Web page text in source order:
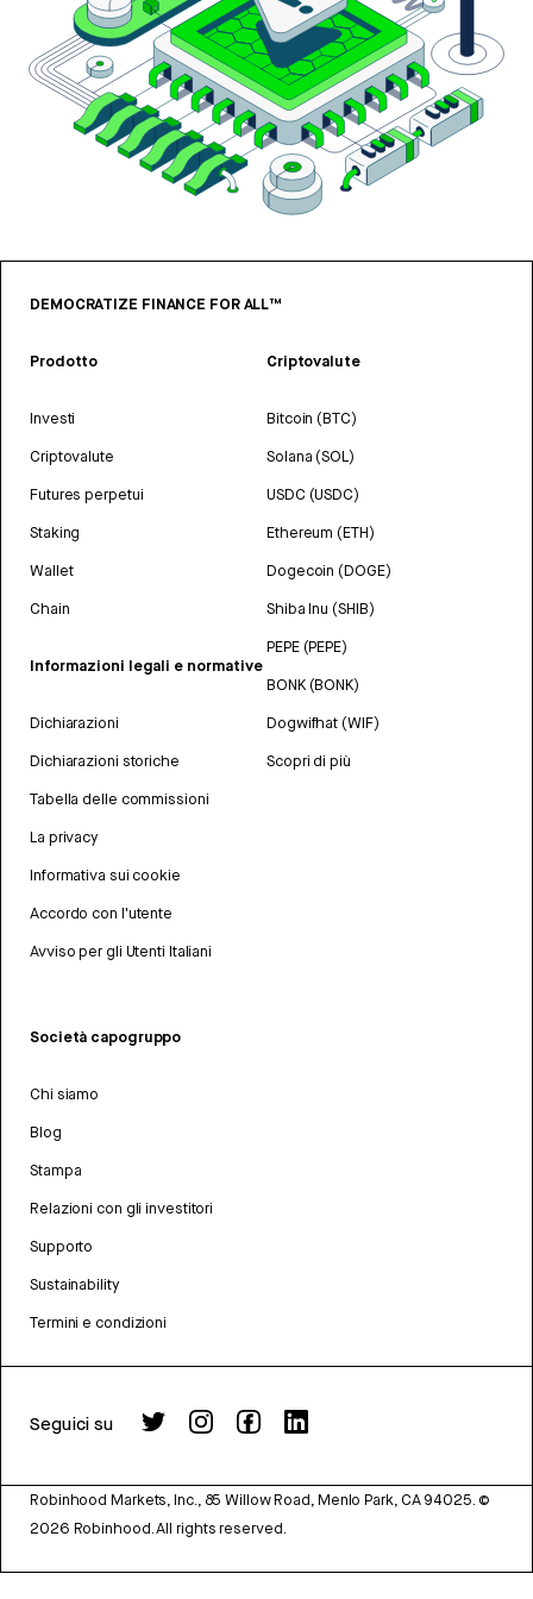
DEMOCRATIZE FINANCE FOR ALL™
Prodotto
Investi
Criptovalute
Futures perpetui
Staking
Wallet
Chain
Informazioni legali e normative
Dichiarazioni
Dichiarazioni storiche
Tabella delle commissioni
La privacy
Informativa sui cookie
Accordo con l'utente
Avviso per gli Utenti Italiani
Criptovalute
Bitcoin (BTC)
Solana (SOL)
USDC (USDC)
Ethereum (ETH)
Dogecoin (DOGE)
Shiba Inu (SHIB)
PEPE (PEPE)
BONK (BONK)
Dogwifhat (WIF)
Scopri di più
Società capogruppo
Chi siamo
Blog
Stampa
Relazioni con gli investitori
Supporto
Sustainability
Termini e condizioni
Seguici su
Robinhood Markets, Inc., 85 Willow Road, Menlo Park, CA 94025. ©
2026 Robinhood. All rights reserved.